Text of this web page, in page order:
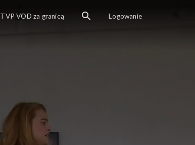
TVP VOD za granicą Logowanie